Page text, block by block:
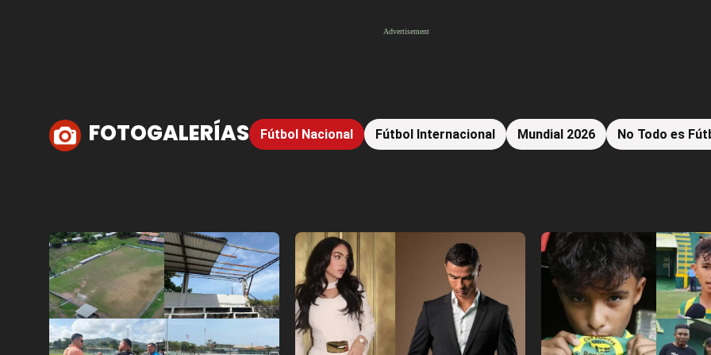
FOTOGALERÍAS Fútbol Nacional Fútbol Internacional Mundial 2026 No Todo es